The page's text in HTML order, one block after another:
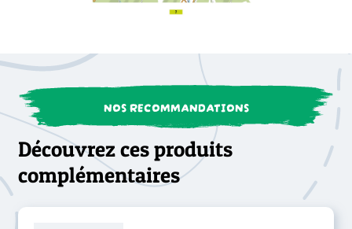
NOS RECOMMANDATIONS
Découvrez ces produits
complémentaires